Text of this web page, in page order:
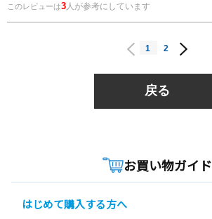
このレビューは3人が参考にしています
1 2
戻る
お買い物ガイド
はじめて購入する方へ